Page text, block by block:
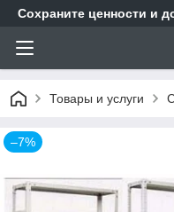
Сохраните ценности и
Товары и услуги
–7%